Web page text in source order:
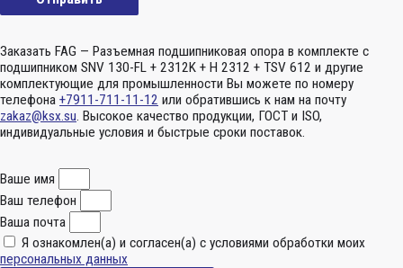
Заказать FAG — Разъемная подшипниковая опора в комплекте с
подшипником SNV 130-FL + 2312K + H 2312 + TSV 612 и другие
комплектующие для промышленности Вы можете по номеру
телефона +7911-711-11-12 или обратившись к нам на почту
zakaz@ksx.su. Высокое качество продукции, ГОСТ и ISO,
индивидуальные условия и быстрые сроки поставок.
Ваше имя
Ваш телефон
Ваша почта
Я ознакомлен(а) и согласен(а) с условиями обработки моих
персональных данных